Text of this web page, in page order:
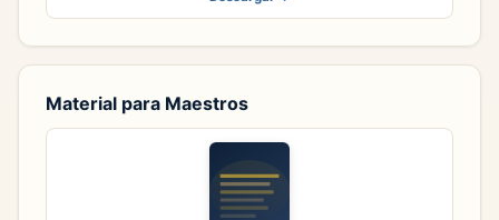
Material para Maestros